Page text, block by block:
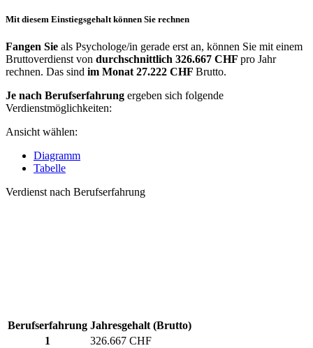
Mit diesem Einstiegsgehalt können Sie rechnen
Fangen Sie als Psychologe/in gerade erst an, können Sie mit einem
Bruttoverdienst von durchschnittlich 326.667 CHF pro Jahr
rechnen. Das sind im Monat 27.222 CHF Brutto.
Je nach Berufserfahrung ergeben sich folgende
Verdienstmöglichkeiten:
Ansicht wählen:
Diagramm
Tabelle
Verdienst nach Berufserfahrung
Berufserfahrung Jahresgehalt (Brutto)
1
326.667 CHF